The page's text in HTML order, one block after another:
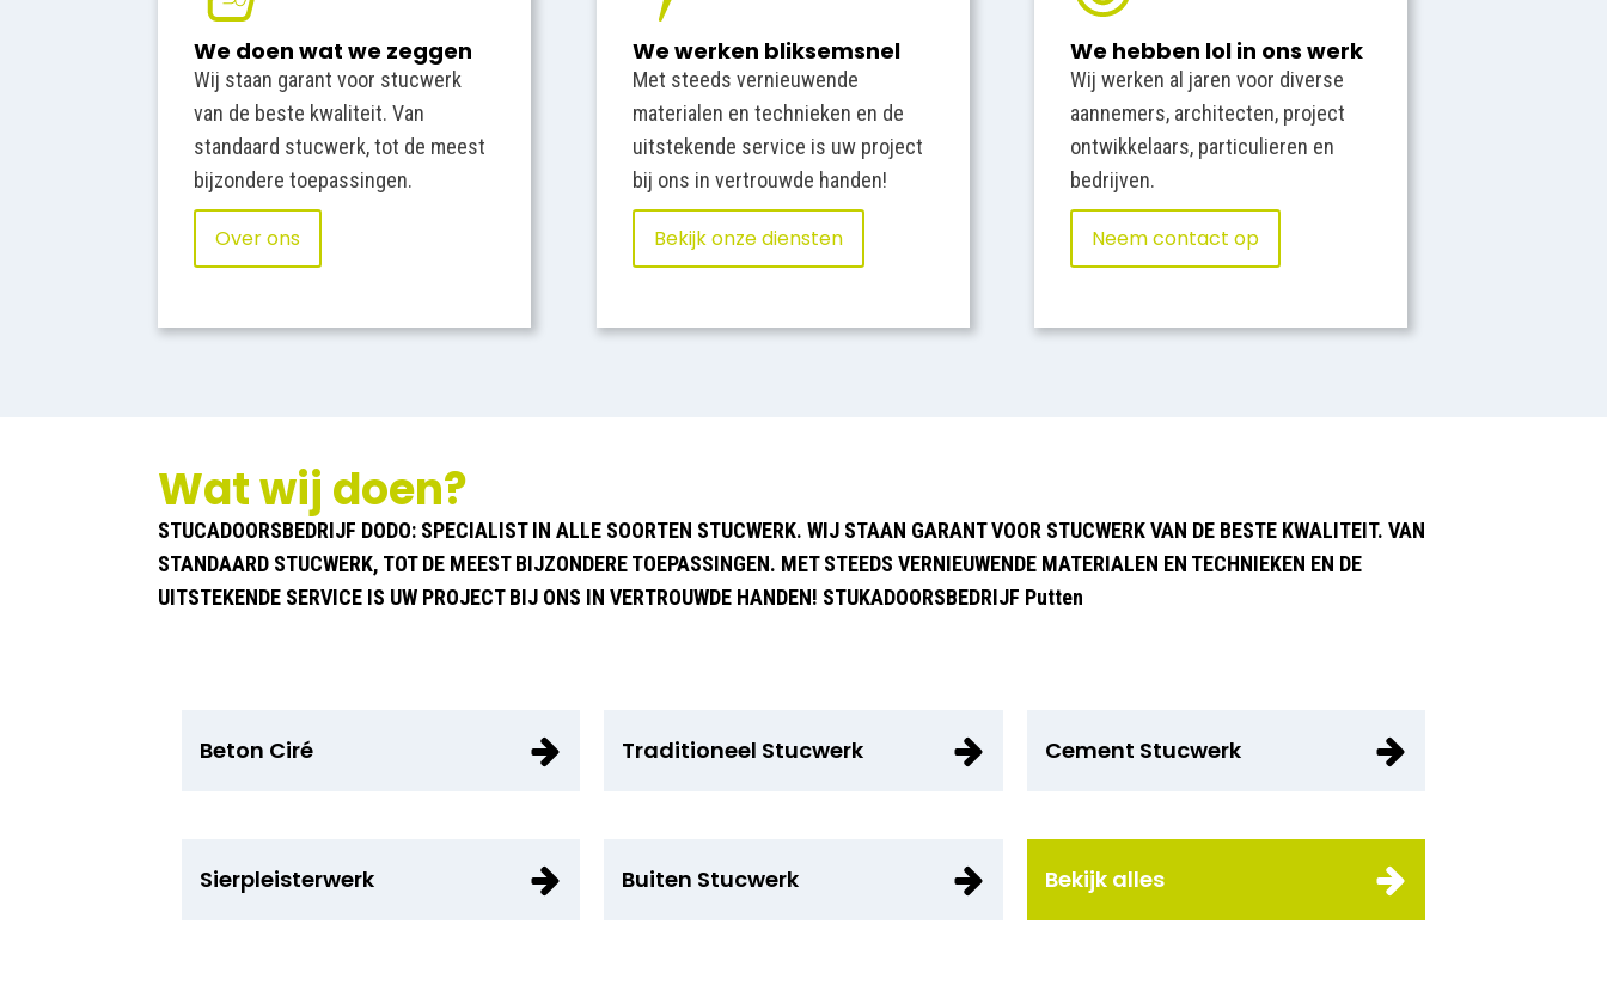
We doen wat we zeggen
Wij staan garant voor stucwerk
van de beste kwaliteit. Van
standaard stucwerk, tot de meest
bijzondere toepassingen.
Over ons
We werken bliksemsnel
Met steeds vernieuwende
materialen en technieken en de
uitstekende service is uw project
bij ons in vertrouwde handen!
Bekijk onze diensten
We hebben lol in ons werk
Wij werken al jaren voor diverse
aannemers, architecten, project
ontwikkelaars, particulieren en
bedrijven.
Neem contact op
Wat wij doen?
STUCADOORSBEDRIJF DODO: SPECIALIST IN ALLE SOORTEN STUCWERK. WIJ STAAN GARANT VOOR STUCWERK VAN DE BESTE KWALITEIT. VAN
STANDAARD STUCWERK, TOT DE MEEST BIJZONDERE TOEPASSINGEN. MET STEEDS VERNIEUWENDE MATERIALEN EN TECHNIEKEN EN DE
UITSTEKENDE SERVICE IS UW PROJECT BIJ ONS IN VERTROUWDE HANDEN! STUKADOORSBEDRIJF Putten
Beton Ciré Traditioneel Stucwerk Cement Stucwerk
Sierpleisterwerk Buiten Stucwerk Bekijk alles